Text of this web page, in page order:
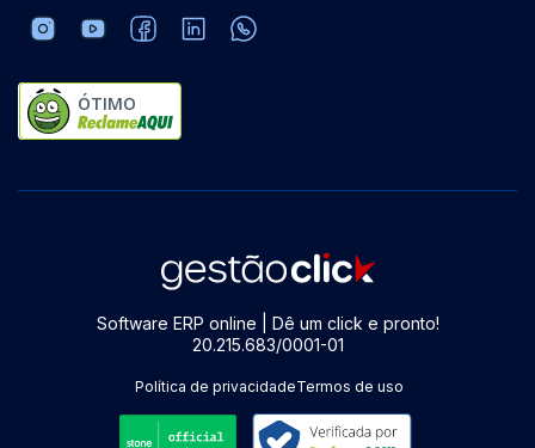
ÓTIMO
Software ERP online | Dê um click e pronto!
20.215.683/0001-01
Política de privacidadeTermos de uso